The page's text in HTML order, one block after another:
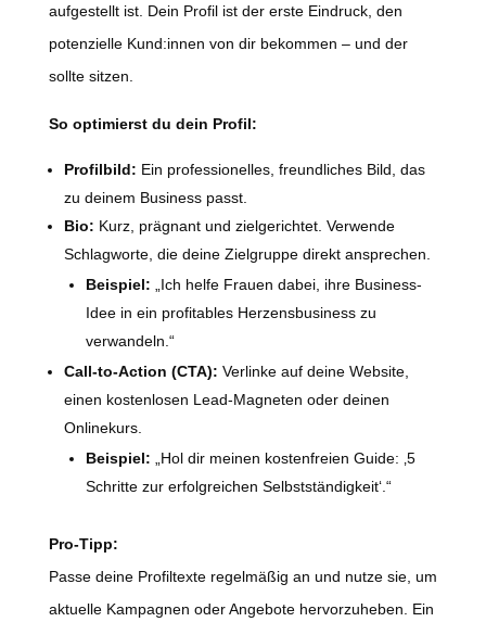
aufgestellt ist. Dein Profil ist der erste Eindruck, den
potenzielle Kund:innen von dir bekommen – und der
sollte sitzen.
So optimierst du dein Profil:
Profilbild: Ein professionelles, freundliches Bild, das
zu deinem Business passt.
Bio: Kurz, prägnant und zielgerichtet. Verwende
Schlagworte, die deine Zielgruppe direkt ansprechen.
Beispiel: „Ich helfe Frauen dabei, ihre Business-
Idee in ein profitables Herzensbusiness zu
verwandeln.“
Call-to-Action (CTA): Verlinke auf deine Website,
einen kostenlosen Lead-Magneten oder deinen
Onlinekurs.
Beispiel: „Hol dir meinen kostenfreien Guide: ‚5
Schritte zur erfolgreichen Selbstständigkeit‘.“
Pro-Tipp:
Passe deine Profiltexte regelmäßig an und nutze sie, um
aktuelle Kampagnen oder Angebote hervorzuheben. Ein